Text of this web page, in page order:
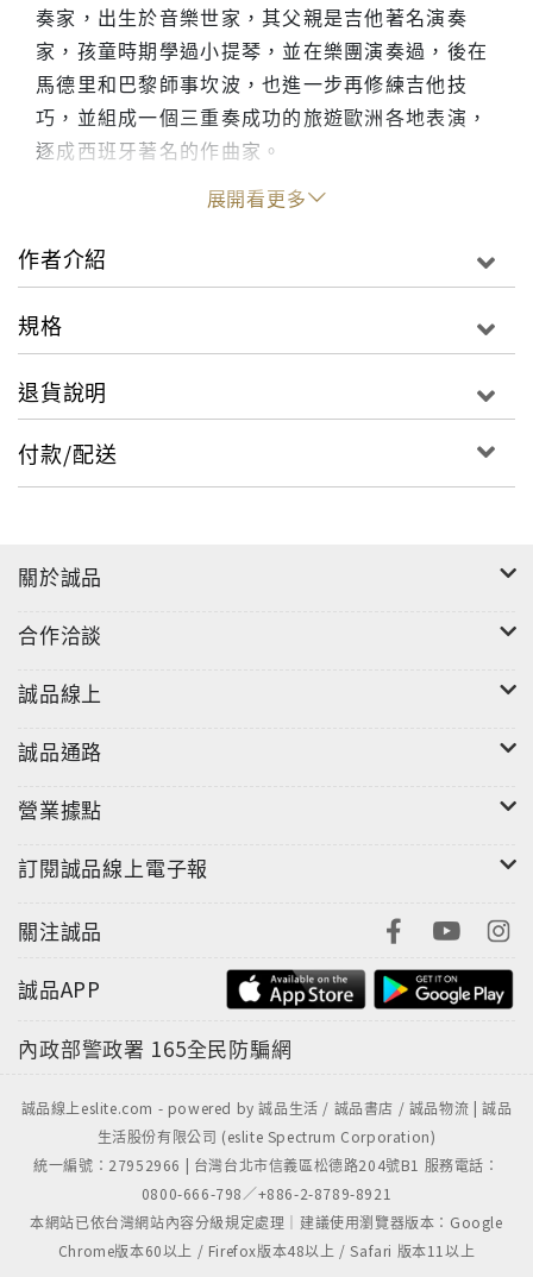
奏家，出生於音樂世家，其父親是吉他著名演奏
家，孩童時期學過小提琴，並在樂團演奏過，後在
馬德里和巴黎師事坎波，也進一步再修練吉他技
巧，並組成一個三重奏成功的旅遊歐洲各地表演，
逐成西班牙著名的作曲家。
展開看更多
作者介紹
規格
退貨說明
付款/配送
關於誠品
合作洽談
誠品線上
誠品通路
營業據點
訂閱誠品線上電子報
關注誠品
誠品APP
內政部警政署 165全民防騙網
誠品線上eslite.com - powered by 誠品生活 / 誠品書店 / 誠品物流 | 誠品
生活股份有限公司 (eslite Spectrum Corporation)
統一編號：27952966 | 台灣台北市信義區松德路204號B1 服務電話：
0800-666-798／+886-2-8789-8921
本網站已依台灣網站內容分級規定處理｜建議使用瀏覽器版本：Google
Chrome版本60以上 / Firefox版本48以上 / Safari 版本11以上